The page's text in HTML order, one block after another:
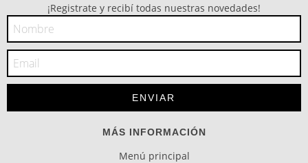
¡Registrate y recibí todas nuestras novedades!
MÁS INFORMACIÓN
Menú principal